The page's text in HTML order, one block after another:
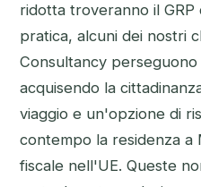
ridotta troveranno il
pratica, alcuni dei nostri
Consultancy
acquisendo la
viaggio e un'opzione di
contempo la residenza
fiscale nell'UE. Queste